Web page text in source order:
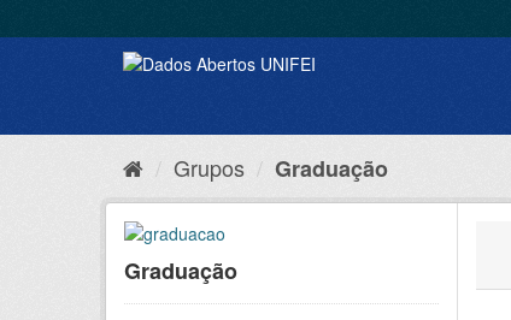
Grupos Graduação
Graduação